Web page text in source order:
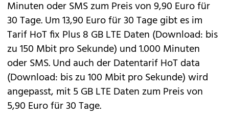
Minuten oder SMS zum Preis von 9,90 Euro für
30 Tage. Um 13,90 Euro für 30 Tage gibt es im
Tarif HoT fix Plus 8 GB LTE Daten (Download: bis
zu 150 Mbit pro Sekunde) und 1.000 Minuten
oder SMS. Und auch der Datentarif HoT data
(Download: bis zu 100 Mbit pro Sekunde) wird
angepasst, mit 5 GB LTE Daten zum Preis von
5,90 Euro für 30 Tage.